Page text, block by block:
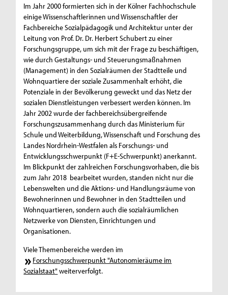
Im Jahr 2000 formierten sich in der Kölner Fachhochschule
einige Wissenschaftlerinnen und Wissenschaftler der
Fachbereiche Sozialpädagogik und Architektur unter der
Leitung von Prof. Dr. Dr. Herbert Schubert zu einer
Forschungsgruppe, um sich mit der Frage zu beschäftigen,
wie durch Gestaltungs- und Steuerungsmaßnahmen
(Management) in den Sozialräumen der Stadtteile und
Wohnquartiere der soziale Zusammenhalt erhöht, die
Potenziale in der Bevölkerung geweckt und das Netz der
sozialen Dienstleistungen verbessert werden können. Im
Jahr 2002 wurde der fachbereichsübergreifende
Forschungszusammenhang durch das Ministerium für
Schule und Weiterbildung, Wissenschaft und Forschung des
Landes Nordrhein-Westfalen als Forschungs- und
Entwicklungsschwerpunkt (F+E-Schwerpunkt) anerkannt.
Im Blickpunkt der zahlreichen Forschungsvorhaben, die bis
zum Jahr 2018 bearbeitet wurden, standen nicht nur die
Lebenswelten und die Aktions- und Handlungsräume von
Bewohnerinnen und Bewohner in den Stadtteilen und
Wohnquartieren, sondern auch die sozialräumlichen
Netzwerke von Diensten, Einrichtungen und
Organisationen.
Viele Themenbereiche werden im
Forschungsschwerpunkt "Autonomieräume im
Sozialstaat"weiterverfolgt.